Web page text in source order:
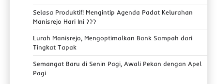
Selasa Produktif! Mengintip Agenda Padat Kelurahan
Manisrejo Hari Ini ???
Lurah Manisrejo, Mengoptimalkan Bank Sampah dari
Tingkat Tapak
Semangat Baru di Senin Pagi, Awali Pekan dengan Apel
Pagi